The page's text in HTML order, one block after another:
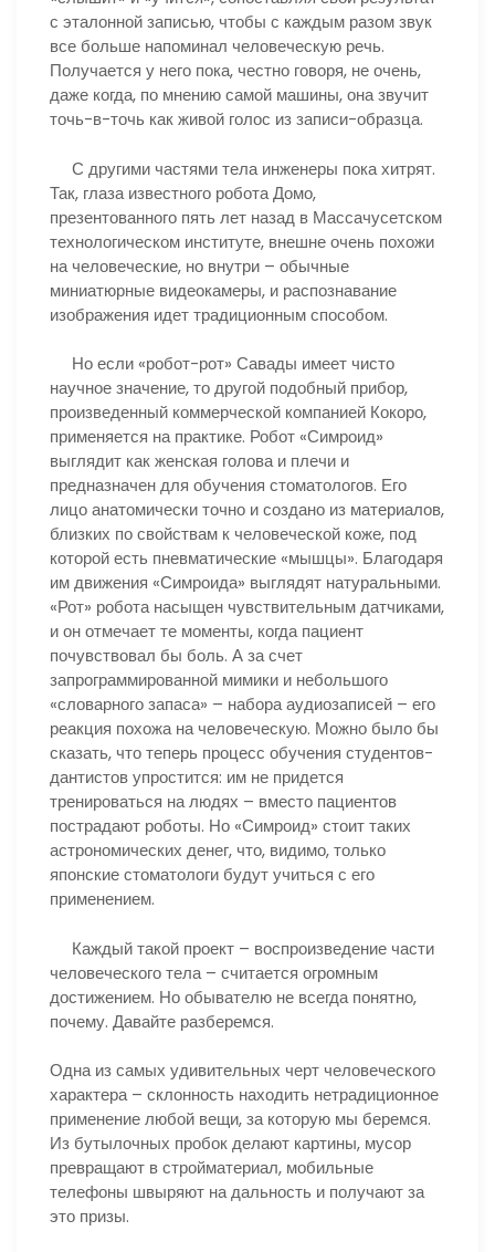
с эталонной записью, чтобы с каждым разом звук
все больше напоминал человеческую речь.
Получается у него пока, честно говоря, не очень,
даже когда, по мнению самой машины, она звучит
точь-в-точь как живой голос из записи-образца.
С другими частями тела инженеры пока хитрят.
Так, глаза известного робота Домо,
презентованного пять лет назад в Массачусетском
технологическом институте, внешне очень похожи
на человеческие, но внутри – обычные
миниатюрные видеокамеры, и распознавание
изображения идет традиционным способом.
Но если «робот-рот» Савады имеет чисто
научное значение, то другой подобный прибор,
произведенный коммерческой компанией Кокоро,
применяется на практике. Робот «Симроид»
выглядит как женская голова и плечи и
предназначен для обучения стоматологов. Его
лицо анатомически точно и создано из материалов,
близких по свойствам к человеческой коже, под
которой есть пневматические «мышцы». Благодаря
им движения «Симроида» выглядят натуральными.
«Рот» робота насыщен чувствительным датчиками,
и он отмечает те моменты, когда пациент
почувствовал бы боль. А за счет
запрограммированной мимики и небольшого
«словарного запаса» – набора аудиозаписей – его
реакция похожа на человеческую. Можно было бы
сказать, что теперь процесс обучения студентов-
дантистов упростится: им не придется
тренироваться на людях – вместо пациентов
пострадают роботы. Но «Симроид» стоит таких
астрономических денег, что, видимо, только
японские стоматологи будут учиться с его
применением.
Каждый такой проект – воспроизведение части
человеческого тела – считается огромным
достижением. Но обывателю не всегда понятно,
почему. Давайте разберемся.
Одна из самых удивительных черт человеческого
характера – склонность находить нетрадиционное
применение любой вещи, за которую мы беремся.
Из бутылочных пробок делают картины, мусор
превращают в стройматериал, мобильные
телефоны швыряют на дальность и получают за
это призы.